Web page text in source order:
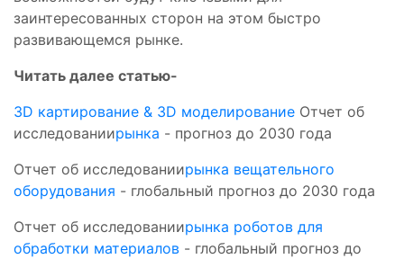
заинтересованных сторон на этом быстро
развивающемся рынке.
Читать далее статью-
3D картирование & 3D моделирование Отчет об
исследованиирынка - прогноз до 2030 года
Отчет об исследованиирынка вещательного
оборудования - глобальный прогноз до 2030 года
Отчет об исследованиирынка роботов для
обработки материалов - глобальный прогноз до